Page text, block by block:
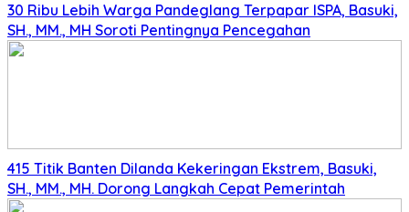
30 Ribu Lebih Warga Pandeglang Terpapar ISPA, Basuki,
SH., MM., MH Soroti Pentingnya Pencegahan
415 Titik Banten Dilanda Kekeringan Ekstrem, Basuki,
SH., MM., MH. Dorong Langkah Cepat Pemerintah